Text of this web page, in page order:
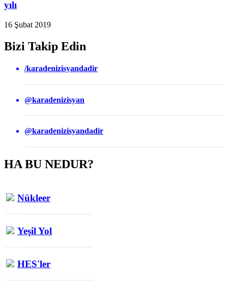
yılı
16 Şubat 2019
Bizi Takip Edin
/karadenizisyandadir
@karadenizisyan
@karadenizisyandadir
HA BU NEDUR?
Nükleer
Yeşil Yol
HES'ler